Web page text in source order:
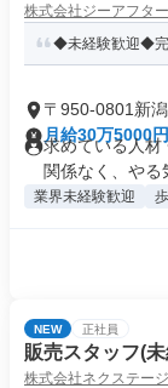
株式会社ジーアフター
◆未経験歓迎◆完
〒950-0801新
月給30万5000
求めている人
関係なく、やる
業界未経験歓迎
NEW 正社員
販売スタッフ(
株式会社ネクステージ